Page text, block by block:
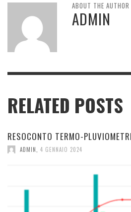
ABOUT THE AUTHOR
ADMIN
RELATED POSTS
RESOCONTO TERMO-
ADMIN 4 GENNAIO 2024